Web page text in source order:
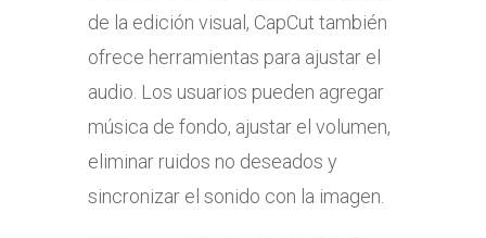
de la edición visual, CapCut también
ofrece herramientas para ajustar el
audio. Los usuarios pueden agregar
música de fondo, ajustar el volumen,
eliminar ruidos no deseados y
sincronizar el sonido con la imagen.